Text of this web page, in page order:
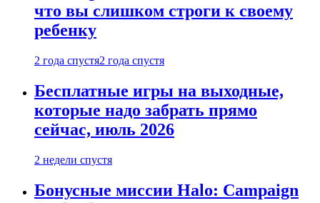
что вы слишком строги к своему
ребенку
2 года спустя2 года спустя
Бесплатные игры на выходные,
которые надо забрать прямо
сейчас, июль 2026
2 недели спустя
Бонусные миссии Halo: Campaign